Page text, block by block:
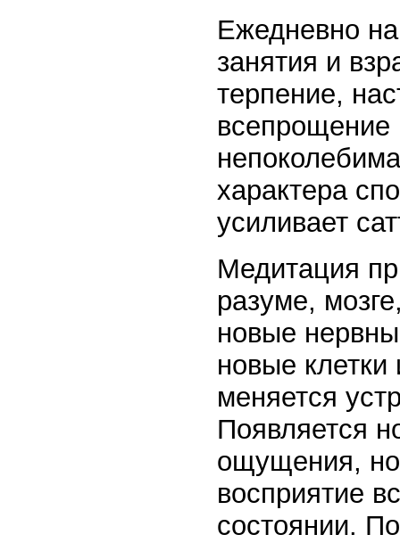
Ежедневно
занятия и
терпение,
всепрощение
характера
усиливает
Медитация
разуме,
новые
новые
меняется
Появляется
ощущения,
восприятие
состоянии.